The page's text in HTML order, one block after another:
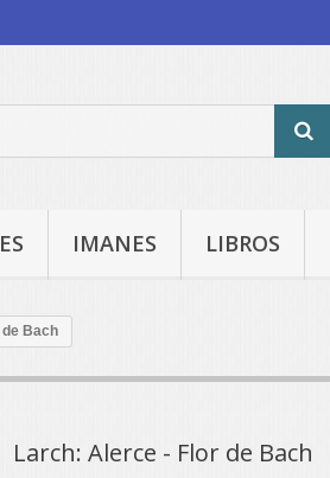
IMANES LIBROS
Bach
Larch: Alerce - Flor de Bach